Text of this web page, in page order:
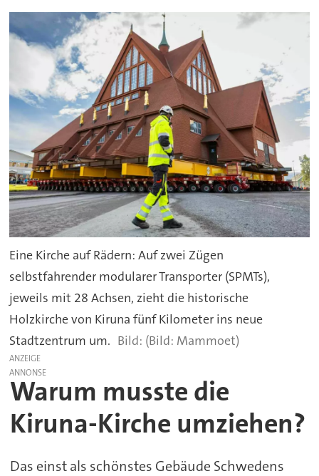
Eine Kirche auf Rädern: Auf zwei Zügen
selbstfahrender modularer Transporter (SPMTs),
jeweils mit 28 Achsen, zieht die historische
Holzkirche von Kiruna fünf Kilometer ins neue
Stadtzentrum um.
(Bild: Mammoet)
ANZEIGE
Warum musste die
Kiruna-Kirche umziehen?
Das einst als schönstes Gebäude Schwedens